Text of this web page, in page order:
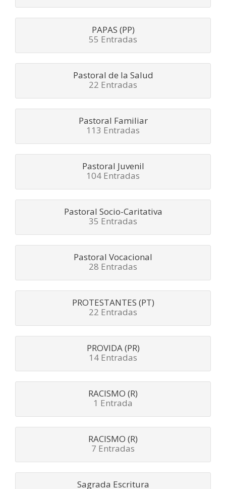
PAPAS (PP)
55 Entradas
Pastoral de la Salud
22 Entradas
Pastoral Familiar
113 Entradas
Pastoral Juvenil
104 Entradas
Pastoral Socio-Caritativa
35 Entradas
Pastoral Vocacional
28 Entradas
PROTESTANTES (PT)
22 Entradas
PROVIDA (PR)
14 Entradas
RACISMO (R)
1 Entrada
RACISMO (R)
7 Entradas
Sagrada Escritura